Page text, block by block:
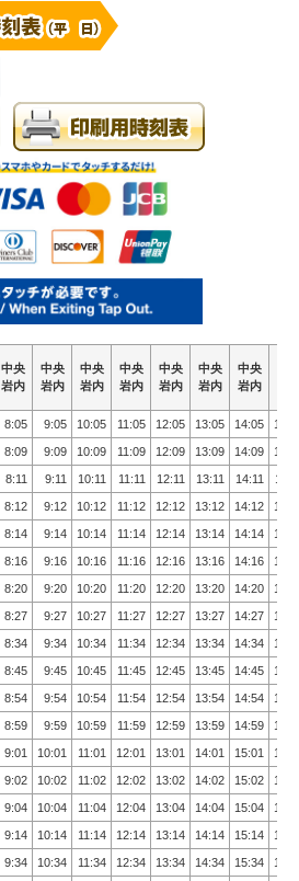
中央
岩内
中央
岩内
中央
岩内
中央
岩内
中央
岩内
中央
岩内
中央
岩内
中央
岩内
中央
岩内
中央
岩内
中央
岩内
中央
岩内
中央
岩内
中央
岩内
中央
岩内
中央
岩内
中央
岩内
中央
岩内
中央
岩内
中央
岩内
中央
岩内
8:05 9:05 10:05 11:05 12:05 13:05 14:05
8:09 9:09 10:09 11:09 12:09 13:09 14:09
8:11 9:11 10:11 11:11 12:11 13:11 14:11
8:12 9:12 10:12 11:12 12:12 13:12 14:12
8:14 9:14 10:14 11:14 12:14 13:14 14:14
8:16 9:16 10:16 11:16 12:16 13:16 14:16
8:20 9:20 10:20 11:20 12:20 13:20 14:20
8:27 9:27 10:27 11:27 12:27 13:27 14:27
8:34 9:34 10:34 11:34 12:34 13:34 14:34
8:45 9:45 10:45 11:45 12:45 13:45 14:45
8:54 9:54 10:54 11:54 12:54 13:54 14:54
8:59 9:59 10:59 11:59 12:59 13:59 14:59
9:01 10:01 11:01 12:01 13:01 14:01 15:01
9:02 10:02 11:02 12:02 13:02 14:02 15:02
9:04 10:04 11:04 12:04 13:04 14:04 15:04
9:14 10:14 11:14 12:14 13:14 14:14 15:14
9:34 10:34 11:34 12:34 13:34 14:34 15:34
中央
岩内
中央
岩内
中央
岩内
中央
岩内
中央
岩内
中央
岩内
中央
岩内
8:05 9:05 10:05 11:05 12:05 13:05 14:05
8:09 9:09 10:09 11:09 12:09 13:09 14:09
8:11 9:11 10:11 11:11 12:11 13:11 14:11
8:12 9:12 10:12 11:12 12:12 13:12 14:12
8:14 9:14 10:14 11:14 12:14 13:14 14:14
8:16 9:16 10:16 11:16 12:16 13:16 14:16
8:20 9:20 10:20 11:20 12:20 13:20 14:20
8:27 9:27 10:27 11:27 12:27 13:27 14:27
8:34 9:34 10:34 11:34 12:34 13:34 14:34
8:45 9:45 10:45 11:45 12:45 13:45 14:45
8:54 9:54 10:54 11:54 12:54 13:54 14:54
8:59 9:59 10:59 11:59 12:59 13:59 14:59
9:01 10:01 11:01 12:01 13:01 14:01 15:01
9:02 10:02 11:02 12:02 13:02 14:02 15:02
9:04 10:04 11:04 12:04 13:04 14:04 15:04
9:14 10:14 11:14 12:14 13:14 14:14 15:14
9:34 10:34 11:34 12:34 13:34 14:34 15:34